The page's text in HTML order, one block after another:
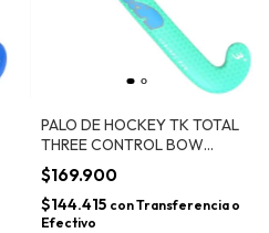
PALO DE HOCKEY TK TOTAL
THREE CONTROL BOW
INDOOR 95% FIBRA DE
VIDRIO
$169.900
$144.415 conTransferencia o
Efectivo